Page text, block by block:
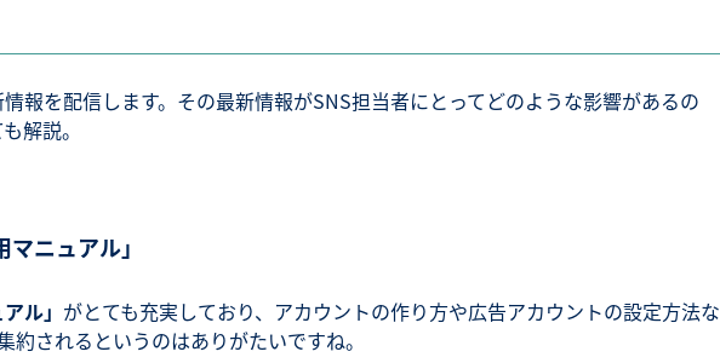
報を配信します。その最新情報がSNS担当者にとってどのような影響があるの
解説。
ニュアル」
ル」 がとても充実しており、アカウントの作り方や広告アカウントの設定方法な
約されるというのはありがたいですね。